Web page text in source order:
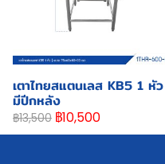
เตาไทยสแตนเลส KB5 1 หัว
มีปีกหลัง
฿13,500 ฿10,500